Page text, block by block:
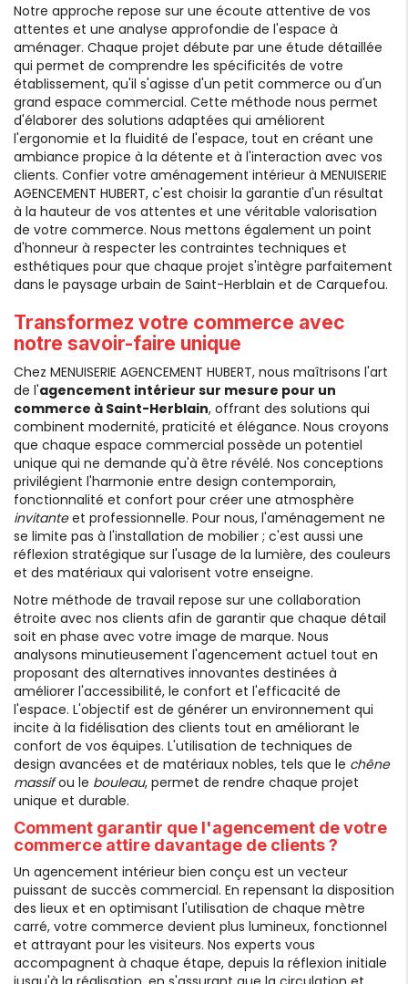
Notre approche repose sur une écoute attentive de vos
attentes et une analyse approfondie de l'espace à
aménager. Chaque projet débute par une étude détaillée
qui permet de comprendre les spécificités de votre
établissement, qu'il s'agisse d'un petit commerce ou d'un
grand espace commercial. Cette méthode nous permet
d'élaborer des solutions adaptées qui améliorent
l'ergonomie et la fluidité de l'espace, tout en créant une
ambiance propice à la détente et à l'interaction avec vos
clients. Confier votre aménagement intérieur à MENUISERIE
AGENCEMENT HUBERT, c'est choisir la garantie d'un résultat
à la hauteur de vos attentes et une véritable valorisation
de votre commerce. Nous mettons également un point
d'honneur à respecter les contraintes techniques et
esthétiques pour que chaque projet s'intègre parfaitement
dans le paysage urbain de Saint-Herblain et de Carquefou.
Transformez votre commerce avec
notre savoir-faire unique
Chez MENUISERIE AGENCEMENT HUBERT, nous maîtrisons l'art
de l'agencement intérieur sur mesure pour un
commerce à Saint-Herblain, offrant des solutions qui
combinent modernité, praticité et élégance. Nous croyons
que chaque espace commercial possède un potentiel
unique qui ne demande qu'à être révélé. Nos conceptions
privilégient l'harmonie entre design contemporain,
fonctionnalité et confort pour créer une atmosphère
invitanteet professionnelle. Pour nous, l'aménagement ne
se limite pas à l'installation de mobilier ; c'est aussi une
réflexion stratégique sur l'usage de la lumière, des couleurs
et des matériaux qui valorisent votre enseigne.
Notre méthode de travail repose sur une collaboration
étroite avec nos clients afin de garantir que chaque détail
soit en phase avec votre image de marque. Nous
analysons minutieusement l'agencement actuel tout en
proposant des alternatives innovantes destinées à
améliorer l'accessibilité, le confort et l'efficacité de
l'espace. L'objectif est de générer un environnement qui
incite à la fidélisation des clients tout en améliorant le
confort de vos équipes. L'utilisation de techniques de
design avancées et de matériaux nobles, tels que le chêne
massifou le bouleau, permet de rendre chaque projet
unique et durable.
Comment garantir que l'agencement de votre
commerce attire davantage de clients ?
Un agencement intérieur bien conçu est un vecteur
puissant de succès commercial. En repensant la disposition
des lieux et en optimisant l'utilisation de chaque mètre
carré, votre commerce devient plus lumineux, fonctionnel
et attrayant pour les visiteurs. Nos experts vous
accompagnent à chaque étape, depuis la réflexion initiale